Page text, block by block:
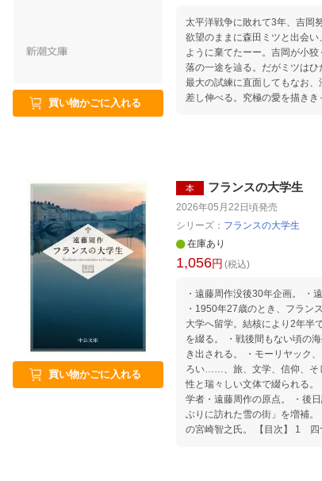
買い物かごに入れる
太平洋戦争に敗れて3年、吉岡
欲望のままに森田ミツと出会
ように棄てたーー。吉岡が小
落の一途を辿る。だがミツは
最大の試練に直面してもなお
差し伸べる。究極の愛を描きき
買い物かごに入れる
本 フランスの大学生
2026年05月22日頃発売
シリーズ： フランスの大学生
在庫あり
1,056円 (税込)
・遠藤周作没後30年企画。 ・
・1950年27歳のとき、フラン
大学へ留学。結核により2年半
を綴る。 ・戦後間もない頃の
き出される。 ・モーリヤック
ろい……、旅、文学、信仰、そ
性と瑞々しい文体で綴られる
学者・遠藤周作の原点。 ・後
ぶりに訪れた雪の街」を増補
の宮崎智之氏。 【目次】 1 四